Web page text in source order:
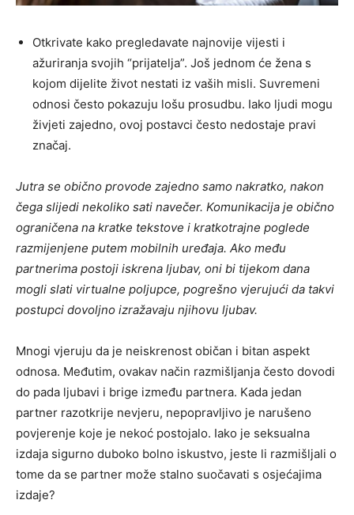
Otkrivate kako pregledavate najnovije vijesti i
ažuriranja svojih “prijatelja”. Još jednom će žena s
kojom dijelite život nestati iz vaših misli. Suvremeni
odnosi često pokazuju lošu prosudbu. Iako ljudi mogu
živjeti zajedno, ovoj postavci često nedostaje pravi
značaj.
Jutra se obično provode zajedno samo nakratko, nakon
čega slijedi nekoliko sati navečer. Komunikacija je obično
ograničena na kratke tekstove i kratkotrajne poglede
razmijenjene putem mobilnih uređaja. Ako među
partnerima postoji iskrena ljubav, oni bi tijekom dana
mogli slati virtualne poljupce, pogrešno vjerujući da takvi
postupci dovoljno izražavaju njihovu ljubav.
Mnogi vjeruju da je neiskrenost običan i bitan aspekt
odnosa. Međutim, ovakav način razmišljanja često dovodi
do pada ljubavi i brige između partnera. Kada jedan
partner razotkrije nevjeru, nepopravljivo je narušeno
povjerenje koje je nekoć postojalo. Iako je seksualna
izdaja sigurno duboko bolno iskustvo, jeste li razmišljali o
tome da se partner može stalno suočavati s osjećajima
izdaje?